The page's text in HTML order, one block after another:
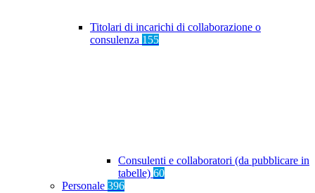
Titolari di incarichi di collaborazione o
consulenza 155
Consulenti e collaboratori (da pubblicare in
tabelle) 60
Personale 396